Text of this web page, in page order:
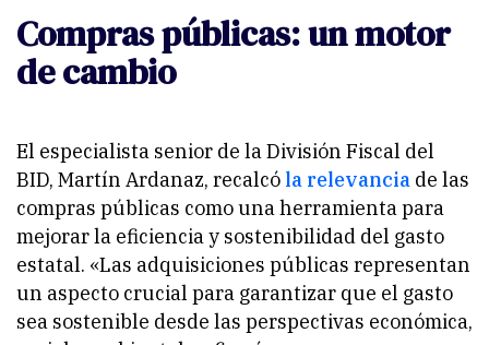
Compras públicas: un motor
de cambio
El especialista senior de la División Fiscal del
BID, Martín Ardanaz, recalcó la relevancia de las
compras públicas como una herramienta para
mejorar la eficiencia y sostenibilidad del gasto
estatal. «Las adquisiciones públicas representan
un aspecto crucial para garantizar que el gasto
sea sostenible desde las perspectivas económica,